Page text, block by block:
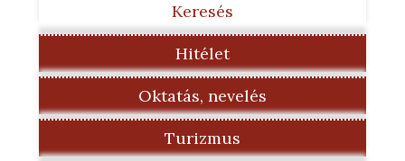
Keresés
Hitélet
Oktatás, nevelés
Turizmus